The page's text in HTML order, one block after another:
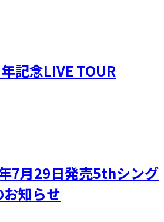
記念LIVE TOUR
7月29日発売5thシング
知らせ